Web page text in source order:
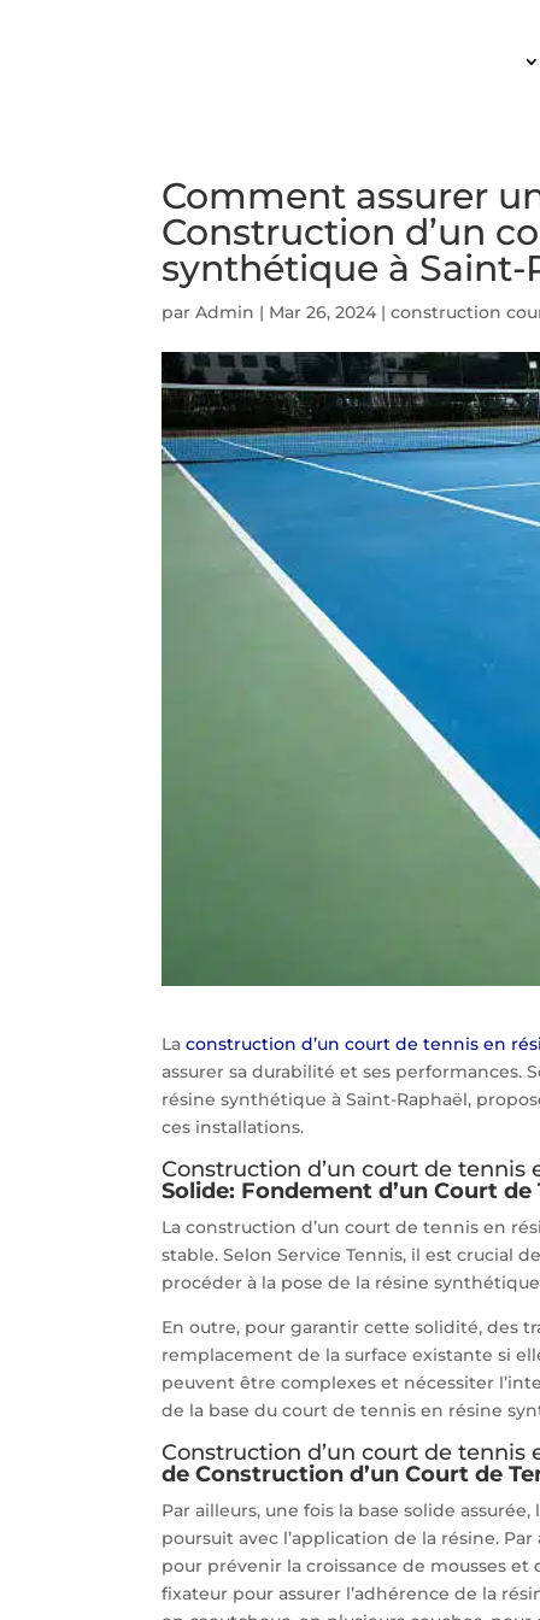
Comment assurer
Construction d’un
synthétique à Saint-
parAdmin | Mar 26, 2024 |construction
Laconstruction d’un court de tennis en
assurer sa durabilité et ses performances.
résine synthétique à Saint-Raphaël,
ces installations.
Construction d’un court de
Solide: Fondement d’un Court
La construction d’un court de tennis en
stable. Selon Service Tennis, il est crucial
procéder à la pose de la résine
En outre, pour garantir cette solidité, des
remplacement de la surface existante si
peuvent être complexes et nécessiter
de la base du court de tennis en résine
Construction d’un court de
de Construction d’un Court de
Par ailleurs, une fois la base solide
poursuit avec l’application de la résine.
pour prévenir la croissance de mousses et
fixateur pour assurer l’adhérence de la